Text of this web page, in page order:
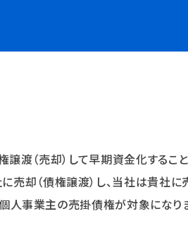
譲渡（売却）して早期資金化するこ
売却（債権譲渡）し、当社は貴社
人事業主の売掛債権が対象になり